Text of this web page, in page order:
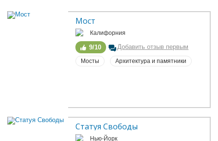
Мост
Калифорния
9/10 Добавить отзыв первым
Мосты Архитектура и памятники
Статуя Свободы
Нью-Йорк